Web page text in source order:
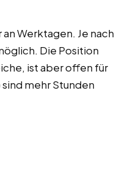
Werktagen. Je nach
Die Position
ist aber offen für
mehr Stunden